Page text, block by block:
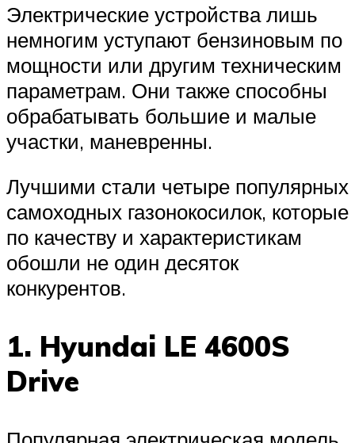
Электрические устройства лишь
немногим уступают бензиновым по
мощности или другим техническим
параметрам. Они также способны
обрабатывать большие и малые
участки, маневренны.
Лучшими стали четыре популярных
самоходных газонокосилок, которые
по качеству и характеристикам
обошли не один десяток
конкурентов.
1. Hyundai LE 4600S
Drive